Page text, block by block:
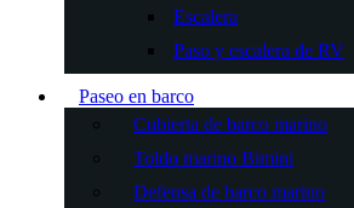
Escalera
Paso y escalera de RV
Paseo en barco
Cubierta de barco marino
Toldo marino Bimini
Defensa de barco marino